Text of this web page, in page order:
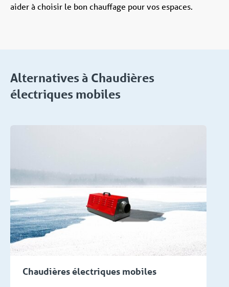
aider à choisir le bon chauffage pour vos espaces.
Alternatives à Chaudières
électriques mobiles
Chaudières électriques mobiles